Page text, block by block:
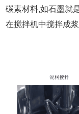
碳素材料,如石墨就
在搅拌机中搅拌成浆